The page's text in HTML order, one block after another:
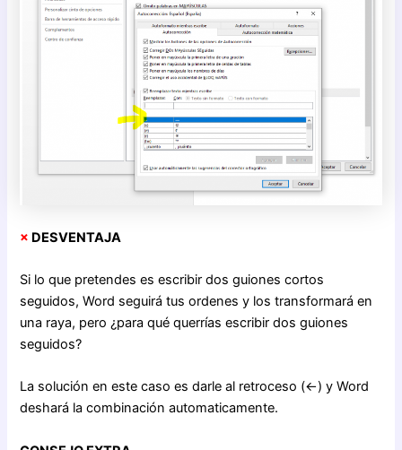
× DESVENTAJA
Si lo que pretendes es escribir dos guiones cortos
seguidos, Word seguirá tus ordenes y los transformará en
una raya, pero ¿para qué querrías escribir dos guiones
seguidos?
La solución en este caso es darle al retroceso (←) y Word
deshará la combinación automaticamente.